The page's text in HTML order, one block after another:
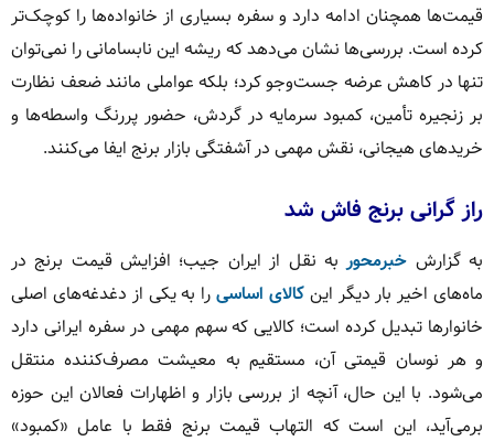
قیمت‌ها همچنان ادامه دارد و سفره بسیاری از خانواده‌ها را کوچک‌تر
کرده است. بررسی‌ها نشان می‌دهد که ریشه این نابسامانی را نمی‌توان
تنها در کاهش عرضه جست‌وجو کرد؛ بلکه عواملی مانند ضعف نظارت
بر زنجیره تأمین، کمبود سرمایه در گردش، حضور پررنگ واسطه‌ها و
خریدهای هیجانی، نقش مهمی در آشفتگی بازار برنج ایفا می‌کنند.
راز گرانی برنج فاش شد
به گزارش خبرمحور به نقل از ایران جیب؛ افزایش قیمت برنج در
ماه‌های اخیر بار دیگر اینکالای اساسی را به یکی از دغدغه‌های اصلی
خانوارها تبدیل کرده است؛ کالایی که سهم مهمی در سفره ایرانی دارد
و هر نوسان قیمتی آن، مستقیم به معیشت مصرف‌کننده منتقل
می‌شود. با این حال، آنچه از بررسی بازار و اظهارات فعالان این حوزه
برمی‌آید، این است که التهاب قیمت برنج فقط با عامل «کمبود»